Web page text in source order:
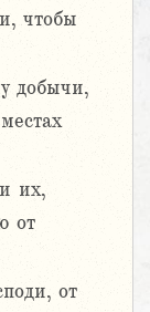
чтобы
добычи,
их,
от
от